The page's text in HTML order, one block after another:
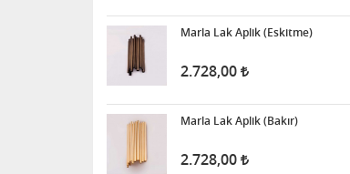
Marla Lak Aplik (Eskitme)
2.728,00
Marla Lak Aplik (Bakır)
2.728,00